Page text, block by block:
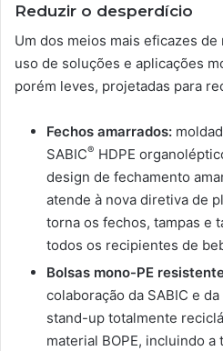
Reduzir o desperdício
Um dos meios mais eficazes
uso de soluções e aplicações
porém leves, projetadas para
Fechos amarrados:
SABIC® HDPE
design de fechamento
atende à nova diretiva de
torna os fechos, tampas e
todos os recipientes de
Bolsas mono-PE
colaboração da SABIC e
stand-up totalmente
material BOPE, incluindo